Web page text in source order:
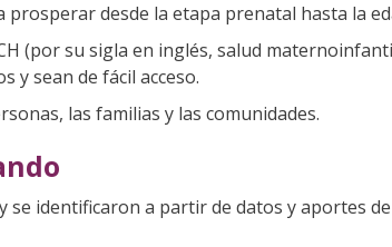
prosperar desde la etapa prenatal hasta la
(por su sigla en inglés, salud
y sean de fácil acceso.
las familias y las comunidades.
se identificaron a partir de datos y aportes